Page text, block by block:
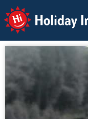
Holiday Info